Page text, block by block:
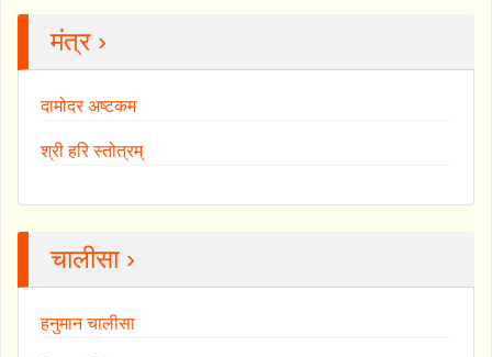
मंत्र ›
दामोदर अष्टकम
श्री हरि स्तोत्रम्
चालीसा ›
हनुमान चालीसा